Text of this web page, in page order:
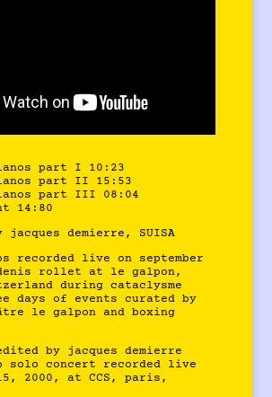
part I 10:23
part II 15:53
part III 08:04
14:80
demierre, SUISA
recorded live on september
rollet at le galpon,
during cataclysme
days of events curated by
le galpon and boxing
by jacques demierre
solo concert recorded live
2000, at CCS, paris,